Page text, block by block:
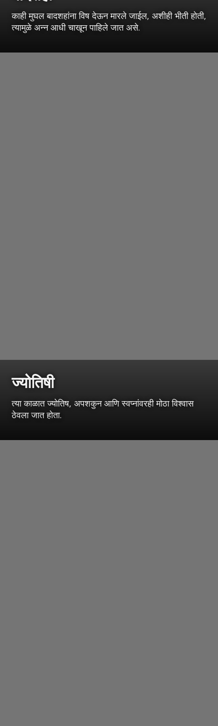
काही मुघल बादशहांना विष देऊन मारले जाईल, अशीही भीती होती,
त्यामुळे अन्न आधी चाखून पाहिले जात असे.
ज्योतिषी
त्या काळात ज्योतिष, अपशकुन आणि स्वप्नांवरही मोठा विश्वास
ठेवला जात होता.